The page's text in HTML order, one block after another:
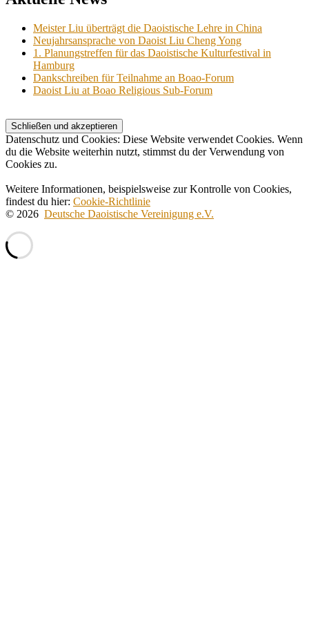
Meister Liu überträgt die Daoistische Lehre in China
Neujahrsansprache von Daoist Liu Cheng Yong
1. Planungstreffen für das Daoistische Kulturfestival in
Hamburg
Dankschreiben für Teilnahme an Boao-Forum
Daoist Liu at Boao Religious Sub-Forum
Datenschutz und Cookies: Diese Website verwendet Cookies. Wenn
du die Website weiterhin nutzt, stimmst du der Verwendung von
Cookies zu.
Weitere Informationen, beispielsweise zur Kontrolle von Cookies,
findest du hier: Cookie-Richtlinie
© 2026 Deutsche Daoistische Vereinigung e.V.